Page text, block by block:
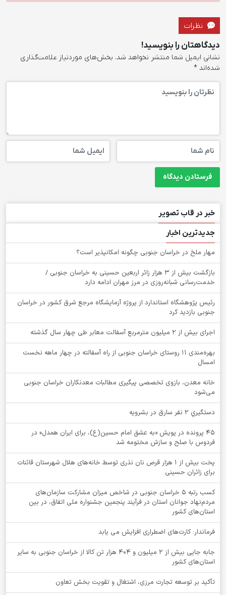
نظرات
دیدگاهتان را بنویسید!
نشانی ایمیل شما منتشر نخواهد شد. بخش‌های موردنیاز علامت‌گذاری
شده‌اند *
خبر در قاب تصویر
جدیدترین اخبار
‌مهار ملخ در خراسان جنوبی چگونه امکانپذیر است؟
بازگشت بیش از ۳ هزار زائر اربعین حسینی به خراسان جنوبی /
خدمت‌رسانی شبانه‌روزی در مرز مهران ادامه دارد
رئیس پژوهشگاه استاندارد از پروژه آزمایشگاه مرجع شرق کشور در خراسان
جنوبی بازدید کرد
اجرای بیش از ۲ میلیون مترمربع آسفالت معابر طی چهار سال گذشته
بهره‌مندی ۱۱ روستای خراسان جنوبی از راه آسفالته در چهار ماهه نخست
امسال
خانه معدن، بازوی تخصصی پیگیری مطالبات معدنکاران خراسان جنوبی
می‌شود
دستگيري 2 نفر سارق در بشرويه
۴۵ پرونده در پویش «به عشق امام حسین(ع)، برای ایران همدل» در
فردوس با صلح و سازش مختومه شد
پخت بیش از 1 هزار قرص نان نذری توسط خانه‌های هلال شهرستان قائنات
برای زائران حسینی
کسب رتبه ۵ خراسان جنوبی در شاخص میزان مشارکت سازمان‌های
مردم‌نهاد جوانان استان در فرآیند پنجمین جشنواره ملی اتفاق، در بین
استان‌های کشور
فرماندار: کارت‌های اضطراری افزایش می یابد
جابه جایی بیش از 2 میلیون و 404 هزار تن کالا از خراسان جنوبی به سایر
استان‌های کشور
تأکید بر توسعه تجارت مرزی، اشتغال و تقویت بخش تعاون